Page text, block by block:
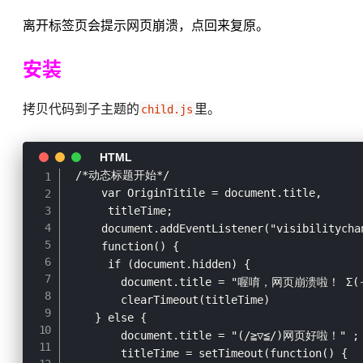
离开标签页会提示网页崩溃，点回来复原。
安装
拷贝代码到子主题的 child.js 里。
/*动态标题开始*/
     var OriginTitile = document.title,
      titleTime;
     function() {
      if (document.hidden) {
document.title = "喔唷，网页崩溃啦！ Σ(
        clearTimeout(titleTime)
    } else {
        document.title = "(/≧▽≦/)网页好啦！" ;
        titleTime = setTimeout(function() {